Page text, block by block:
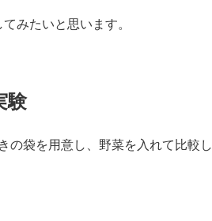
みたいと思います。
験
の袋を用意し、野菜を入れて比較し